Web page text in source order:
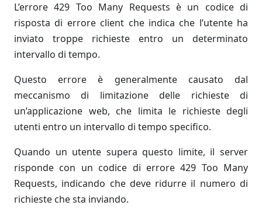
L’errore 429 Too Many Requests è un codice di
risposta di errore client che indica che l’utente ha
inviato troppe richieste entro un determinato
intervallo di tempo.
Questo errore è generalmente causato dal
meccanismo di limitazione delle richieste di
un’applicazione web, che limita le richieste degli
utenti entro un intervallo di tempo specifico.
Quando un utente supera questo limite, il server
risponde con un codice di errore 429 Too Many
Requests, indicando che deve ridurre il numero di
richieste che sta inviando.